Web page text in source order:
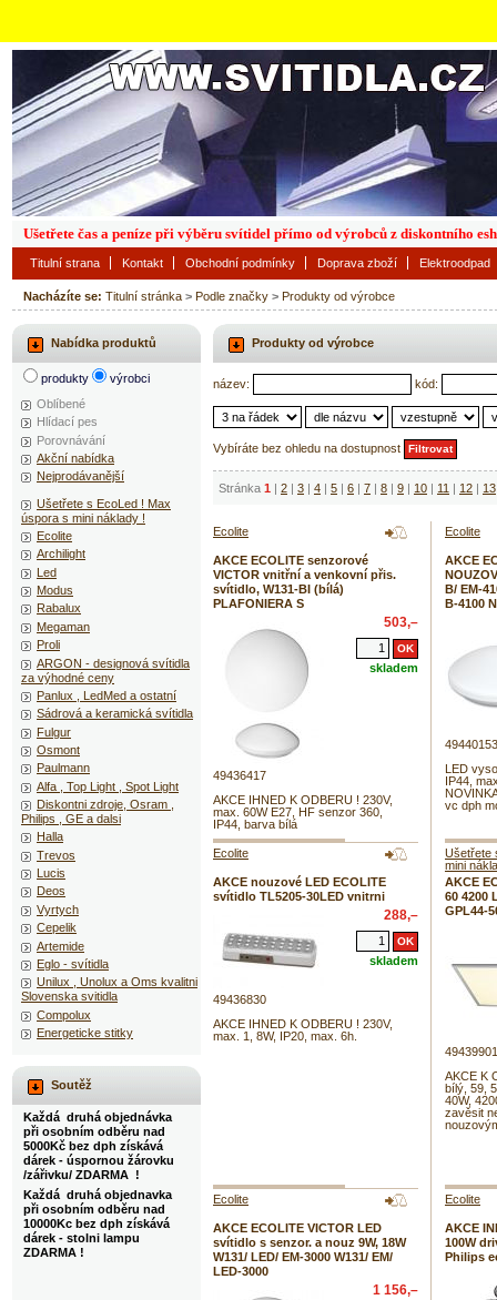
Nacházíte se: Titulní stránka > Podle značky > Produkty od výrobce
Produkty od výrobce
název: kód:
Vybíráte bez ohledu na dostupnost
Stránka 1 | 2 | 3 | 4 | 5 | 6 | 7 | 8 | 9 | 10 | 11 | 12 | 13
Ecolite
AKCE ECOLITE senzorové
VICTOR vnitřní a venkovní přis.
svítidlo, W131-BI (bílá)
PLAFONIERA S
503,–
skladem
49436417
AKCE IHNED K ODBERU ! 230V,
max. 60W E27, HF senzor 360,
IP44, barva bílá
Ecolite
AKCE
B/ EM-
B-4100
49440153
LED
IP44,
vc dph
Ecolite
AKCE nouzové LED ECOLITE
svítidlo TL5205-30LED vnitrni
288,–
skladem
49436830
AKCE IHNED K ODBERU ! 230V,
max. 1, 8W, IP20, max. 6h.
Ušetřete
mini
AKCE
60 4200
GPL44-
49439901
AKCE K
bílý, 59,
40W,
zavěsit
Ecolite
AKCE ECOLITE VICTOR LED
svítidlo s senzor. a nouz 9W, 18W
W131/ LED/ EM-3000 W131/ EM/
LED-3000
1 156,–
Ecolite
AKCE
100W
Philips
Nabídka produktů
produkty
výrobci
Oblíbené
Hlídací pes
Porovnávání
Akční nabídka
Nejprodávanější
Ušetřete s EcoLed ! Max
úspora s mini náklady !
Ecolite
Archilight
Led
Modus
Rabalux
Megaman
Proli
ARGON - designová svítidla
za výhodné ceny
Panlux , LedMed a ostatní
Sádrová a keramická svítidla
Fulgur
Osmont
Paulmann
Alfa , Top Light , Spot Light
Diskontni zdroje, Osram ,
Philips , GE a dalsi
Halla
Trevos
Lucis
Deos
Vyrtych
Cepelik
Artemide
Eglo - svítidla
Unilux , Unolux a Oms kvalitni
Slovenska svitidla
Compolux
Energeticke stitky
Soutěž
Každá druhá objednávka
při osobním odběru nad
5000Kč bez dph získává
dárek - úspornou žárovku
/zářivku/ ZDARMA !
Každá druhá objednavka
při osobním odběru nad
10000Kc bez dph získává
dárek - stolni lampu
ZDARMA !
Titulní strana Kontakt Obchodní podmínky Doprava zboží Elektroodpad
Ušetřete čas a peníze při výběru svítidel přímo od výrobců z diskontního